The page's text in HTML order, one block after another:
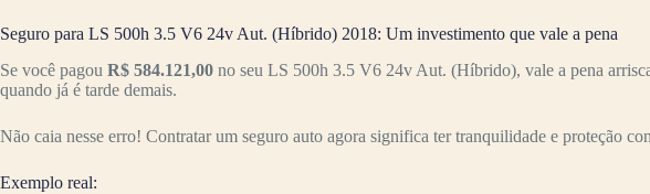
Seguro para LS 500h 3.5 V6 24v Aut. (Híbrido) 2018: Um investimento que vale a pena
Se você pagou R$ 584.121,00 no seu LS 500h 3.5 V6 24v Aut. (Híbrido), vale a pena
quando já é tarde demais.
Não caia nesse erro! Contratar um seguro auto agora significa ter tranquilidade e proteção
Exemplo real: